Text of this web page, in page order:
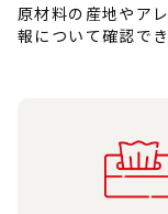
原材料の産地やア
報について確認でき